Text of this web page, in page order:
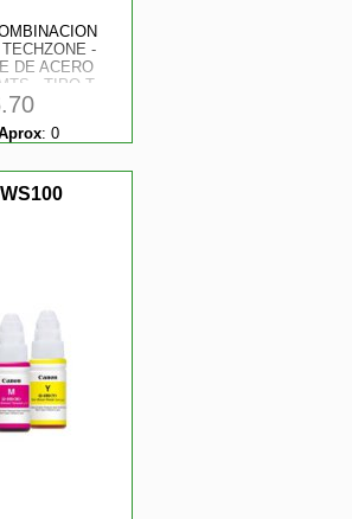
-
DE ACERO
- TIPO T -
4 DIGITOS
: 0